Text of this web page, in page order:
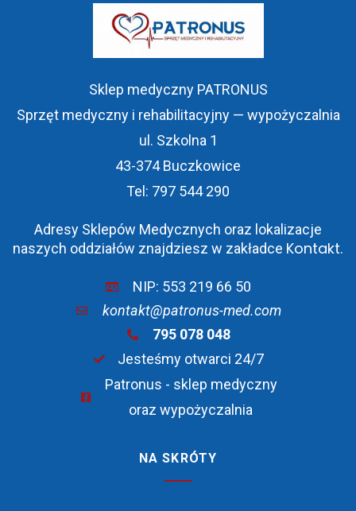
Sklep medyczny PATRONUS
Sprzęt medyczny i rehabilitacyjny — wypożyczalnia
ul. Szkolna 1
43-374 Buczkowice
Tel: 797 544 290
Adresy Sklepów Medycznych oraz lokalizacje
naszych oddziałów znajdziesz w zakładce Kontakt.
NIP: 553 219 66 50
kontakt@patronus-med.com
795 078 048
Jesteśmy otwarci 24/7
Patronus - sklep medyczny
oraz wypożyczalnia
NA SKRÓTY